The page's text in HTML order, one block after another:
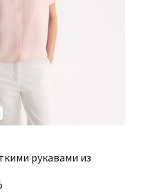
рукавами из